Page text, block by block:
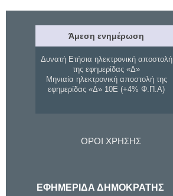
Άμεση ενημέρωση
Δυνατή Ετήσια ηλεκτρονική αποστολή
της εφημερίδας «Δ»
Μηνιαία ηλεκτρονική αποστολή της
εφημερίδας «Δ» 10Ε (+4% Φ.Π.Α)
ΟΡΟΙ ΧΡΗΣΗΣ
ΕΦΗΜΕΡΙΔΑ ΔΗΜΟΚΡΑΤΗΣ